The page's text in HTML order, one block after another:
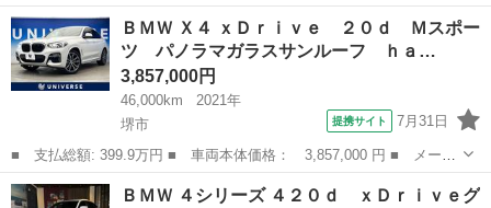
名： ＢＭＷ ■ 車種名： Ｘ１ ■ グレード名： ｘＤｒｉｖｅ
２０ｄ ｘライン ハイラインパッケージ ハイラインパッケージ・
Ｈａｒｍａ...
大阪 高槻市
ＢＭＷ Ｘ４ ｘＤｒｉｖｅ ２０ｄ Ｍスポー
ツ パノラマガラスサンルーフ ｈａ…
3,857,000円
46,000km
2021年
堺市
提携サイト 7月31日
■ 支払総額: 399.9万円 ■ 車両本体価格： 3,857,000 円 ■ メーカ
ー名： ＢＭＷ ■ 車種名： Ｘ４ ■ グレード名： ｘＤｒｉｖ
ｅ ２０ｄ Ｍスポーツ パノラマガラスサンルーフ ｈａｒｍａｎ
大阪 堺市
ＢＭＷ ４シリーズ ４２０ｄ ｘＤｒｉｖｅグ